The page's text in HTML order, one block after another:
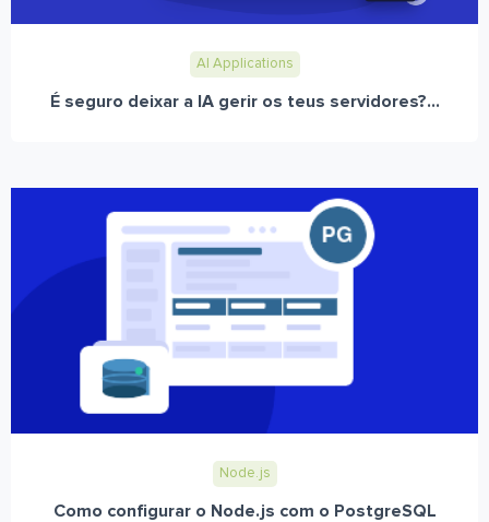
AI Applications
É seguro deixar a IA gerir os teus servidores?...
Node.js
Como configurar o Node.js com o PostgreSQL